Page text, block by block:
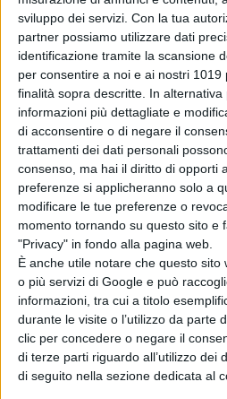
sviluppo dei servizi. Con la tua
partner possiamo utilizzare dati
identificazione tramite la scansione
per consentire a noi e ai nostri
finalità sopra descritte. In alternativa
informazioni più dettagliate e
di acconsentire o di negare il
trattamenti dei dati personali
consenso, ma hai il diritto di opporti
preferenze si applicheranno solo a
modificare le tue preferenze o
momento tornando su questo sito e
"Privacy" in fondo alla pagina web.
È anche utile notare che questo
o più servizi di Google e può
informazioni, tra cui a titolo
durante le visite o l’utilizzo da parte
clic per concedere o negare il
di terze parti riguardo all’utilizzo dei
di seguito nella sezione dedicata al
Chi siamoContattiPrivacy
Emanuela Giuliani